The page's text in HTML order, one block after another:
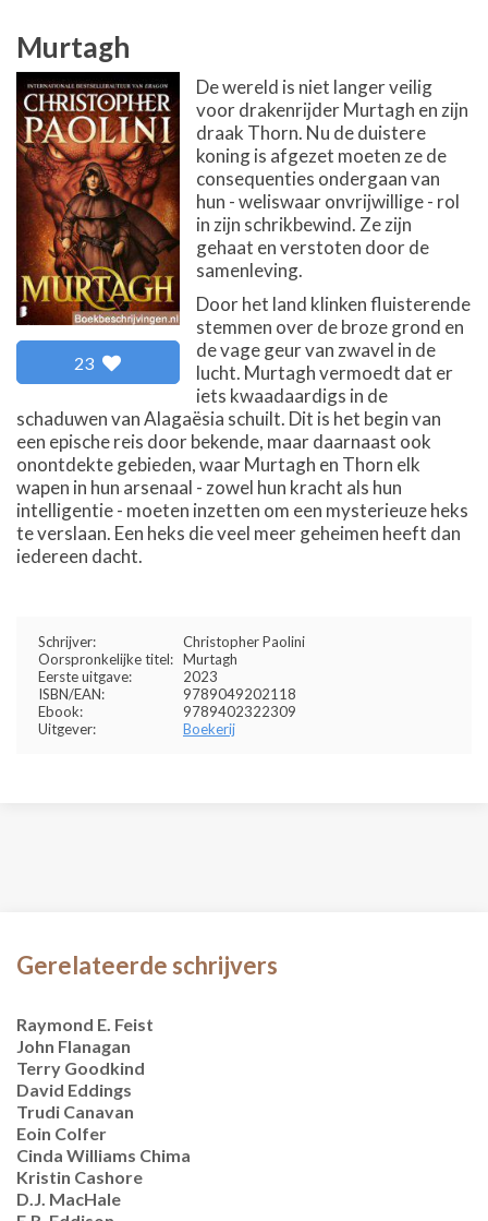
Murtagh
23
De wereld is niet langer veilig
voor drakenrijder Murtagh en zijn
draak Thorn. Nu de duistere
koning is afgezet moeten ze de
consequenties ondergaan van
hun - weliswaar onvrijwillige - rol
in zijn schrikbewind. Ze zijn
gehaat en verstoten door de
samenleving.
Door het land klinken fluisterende
stemmen over de broze grond en
de vage geur van zwavel in de
lucht. Murtagh vermoedt dat er
iets kwaadaardigs in de
schaduwen van Alagaësia schuilt. Dit is het begin van
een epische reis door bekende, maar daarnaast ook
onontdekte gebieden, waar Murtagh en Thorn elk
wapen in hun arsenaal - zowel hun kracht als hun
intelligentie - moeten inzetten om een mysterieuze heks
te verslaan. Een heks die veel meer geheimen heeft dan
iedereen dacht.
Schrijver:
Christopher Paolini
Oorspronkelijke titel: Murtagh
Eerste uitgave:
2023
ISBN/EAN:
9789049202118
Ebook:
9789402322309
Uitgever:
Boekerij
Gerelateerde schrijvers
Raymond E. Feist
John Flanagan
Terry Goodkind
David Eddings
Trudi Canavan
Eoin Colfer
Cinda Williams Chima
Kristin Cashore
D.J. MacHale